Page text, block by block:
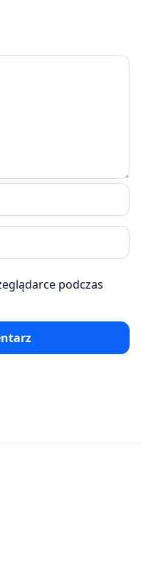
podczas